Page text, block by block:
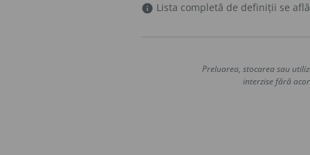
info Lista completă de definiții se
Preluarea, stocarea sau
interzise fără